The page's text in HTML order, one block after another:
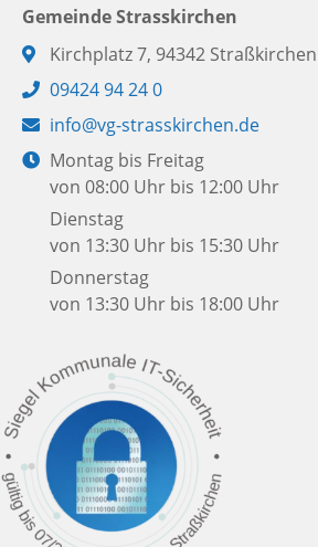
Gemeinde Strasskirchen
Adresse:
Kirchplatz 7, 94342 Straßkirchen
Telefon:
09424 94 24 0
E-
Mail:
info@vg-strasskirchen.de
Öffnungszeiten:
Montag bis Freitag
von 08:00 Uhr bis 12:00 Uhr
Dienstag
von 13:30 Uhr bis 15:30 Uhr
Donnerstag
von 13:30 Uhr bis 18:00 Uhr